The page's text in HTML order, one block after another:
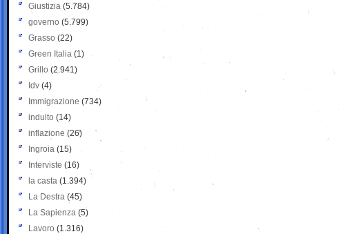
Giustizia (5.784)
governo (5.799)
Grasso (22)
Green Italia (1)
Grillo (2.941)
Idv (4)
Immigrazione (734)
indulto (14)
inflazione (26)
Ingroia (15)
Interviste (16)
la casta (1.394)
La Destra (45)
La Sapienza (5)
Lavoro (1.316)